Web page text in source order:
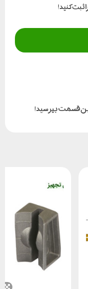
ثبت کنید!
قسمت بپرسید!